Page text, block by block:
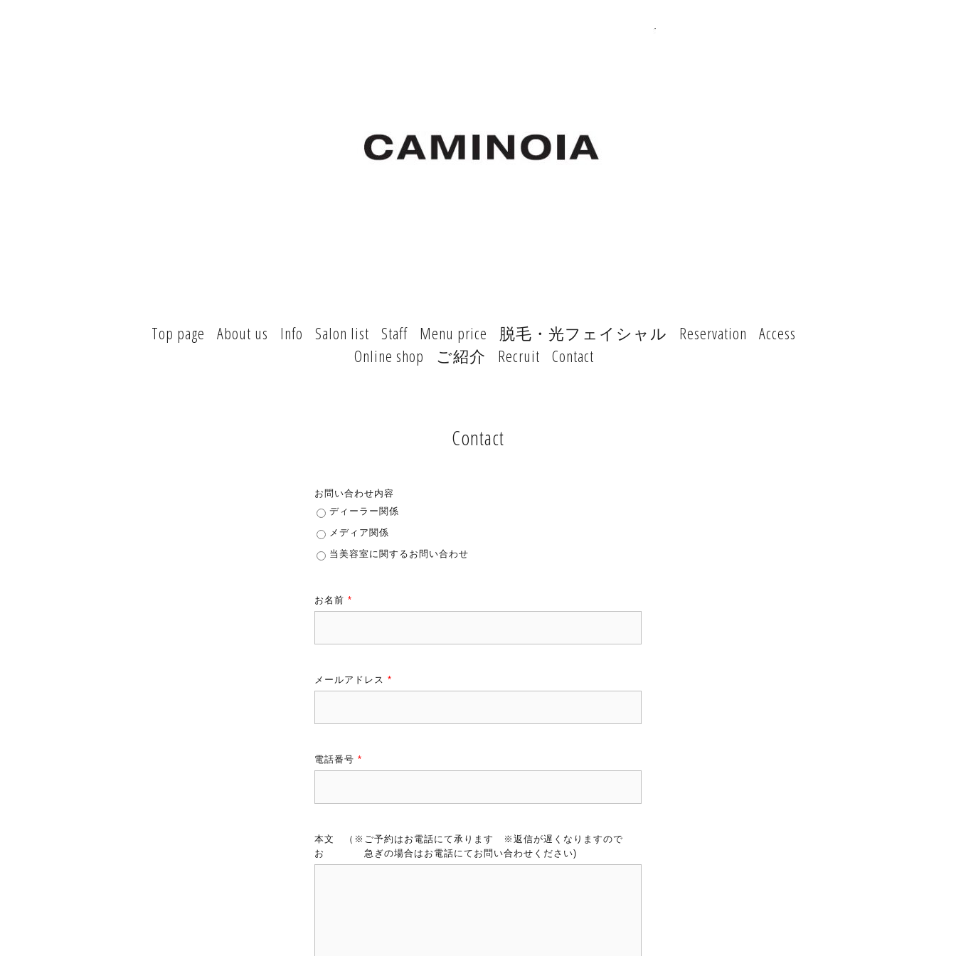
Top page About us Info Salon list Staff Menu price 脱毛・光フェイシャル Reservation
Access
Online shop
ご紹介 Recruit Contact
Contact
お問い合わせ内容
ディーラー関係
メディア関係
当美容室に関するお問い合わせ
お名前 *
メールアドレス *
電話番号 *
本文 （※ご予約はお電話にて承ります ※返信が遅くなりますので
お 急ぎの場合はお電話にてお問い合わせください)